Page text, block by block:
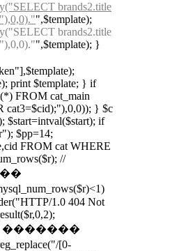
brands2.title
",$template);
brands2.title
",$template); }
print $template; } if
FROM cat_main
cat3=$cid);"),0,0)); } $c
$start=intval($start); if
$pp=14;
FROM cat WHERE
//
1.0 404 Not
// �������
[0-